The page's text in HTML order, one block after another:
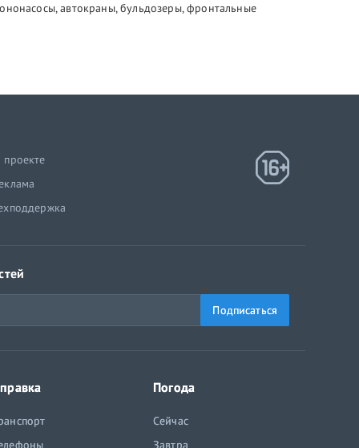
автокраны, бульдозеры, фронтальные
проекте
Подписаться
Погода
Сейчас
Завтра